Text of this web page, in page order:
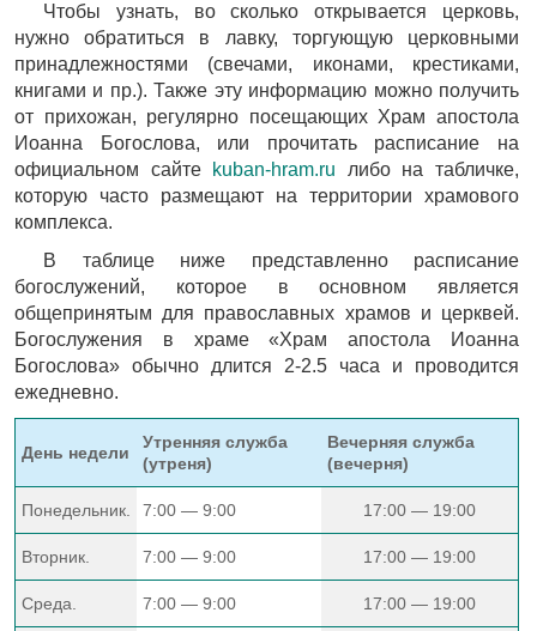
Чтобы узнать, во сколько открывается церковь,
нужно обратиться в лавку, торгующую церковными
принадлежностями (свечами, иконами, крестиками,
книгами и пр.). Также эту информацию можно получить
от прихожан, регулярно посещающих Храм апостола
Иоанна Богослова, или прочитать расписание на
официальном сайте
kuban-hram.ru либо на табличке,
которую часто размещают на территории храмового
комплекса.
В таблице ниже представленно расписание
богослужений, которое в основном является
общепринятым для православных храмов и церквей.
Богослужения в храме «Храм апостола Иоанна
Богослова» обычно длится 2-2.5 часа и проводится
ежедневно.
День недели
Утренняя служба
(утреня)
Вечерняя служба
(вечерня)
Понедельник. 7:00 — 9:00 17:00 — 19:00
Вторник. 7:00 — 9:00 17:00 — 19:00
Среда. 7:00 — 9:00 17:00 — 19:00